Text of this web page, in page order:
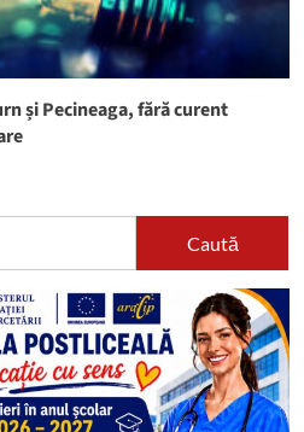
și Pecineaga, fără curent